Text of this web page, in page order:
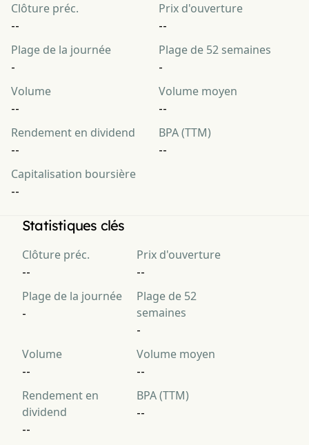
Clôture préc.
--
Prix d'ouverture
--
Plage de la journée
-
Plage de 52 semaines
-
Volume
--
Volume moyen
--
Rendement en dividend
--
BPA (TTM)
--
Capitalisation boursière
--
Statistiques clés
Clôture préc.
--
Prix d'ouverture
--
Plage de la journée
-
Plage de 52
semaines
-
Volume
--
Volume moyen
--
Rendement en
dividend
--
BPA (TTM)
--